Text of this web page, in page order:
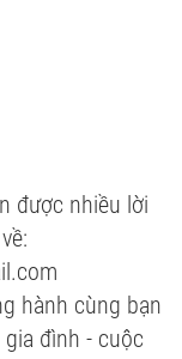
được nhiều lời
hành cùng bạn
đình - cuộc